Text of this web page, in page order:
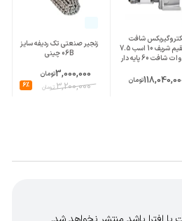
شافت
مستقیم شریف 10 اسب 7.5
شافت 60 پایه دار
تومان
زنجیر صنعتی تک ردیفه سایز
06B چینی
3,000,000تومان
3,200,000تومان 6%